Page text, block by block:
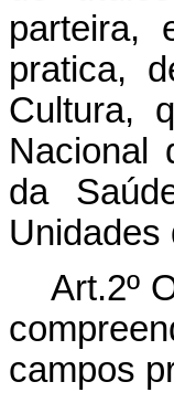
parteira,
pratica,
Cultura,
Nacional
da
Unidades
Art.2º
campos